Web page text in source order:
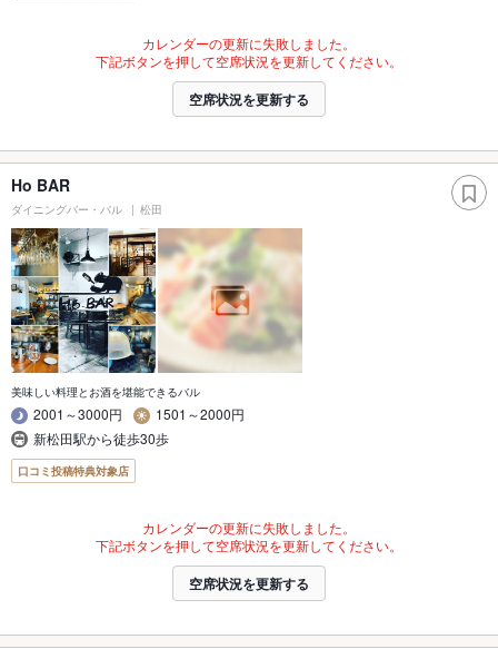
カレンダーの更新に失敗しました。
下記ボタンを押して空席状況を更新してください。
空席状況を更新する
Ho BAR
ダイニングバー・バル 松田
美味しい料理とお酒を堪能できるバル
2001～3000円
1501～2000円
新松田駅から徒歩30歩
口コミ投稿特典対象店
カレンダーの更新に失敗しました。
下記ボタンを押して空席状況を更新してください。
空席状況を更新する